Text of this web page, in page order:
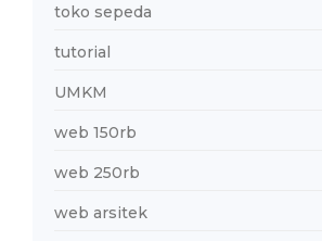
toko sepeda
tutorial
UMKM
web 150rb
web 250rb
web arsitek